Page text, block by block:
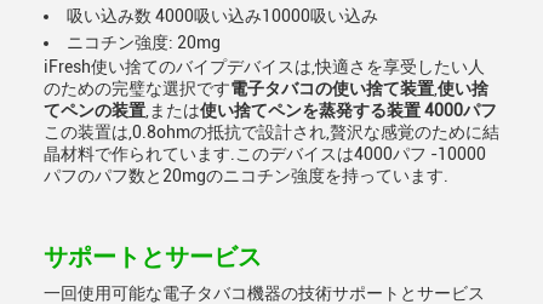
吸い込み数 4000吸い込み10000吸い込み
ニコチン強度: 20mg
iFresh使い捨てのバイプデバイスは,快適さを享受したい人
のための完璧な選択です電子タバコの使い捨て装置使い捨
てペンの装置 ,または使い捨てペンを蒸発する装置 4000パフ
この装置は,0.8ohmの抵抗で設計され,贅沢な感覚のために結
晶材料で作られています.このデバイスは4000パフ -10000
パフのパフ数と20mgのニコチン強度を持っています.
サポートとサービス
一回使用可能な電子タバコ機器の技術サポートとサービス